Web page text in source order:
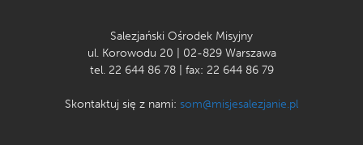
Salezjański Ośrodek Misyjny
ul. Korowodu 20 | 02-829 Warszawa
tel. 22 644 86 78 | fax: 22 644 86 79
Skontaktuj się z nami: som@misjesalezjanie.pl